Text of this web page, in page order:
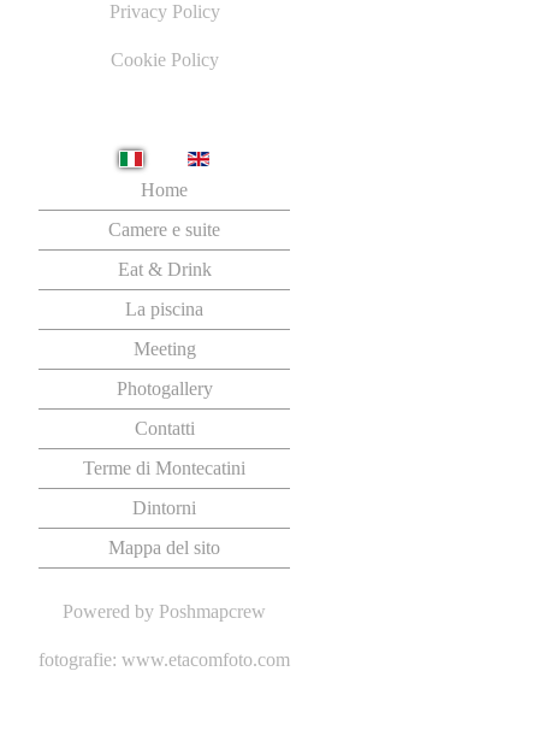
Privacy Policy
Cookie Policy
Seleziona la tua lingua
Home
Camere e suite
Eat & Drink
La piscina
Meeting
Photogallery
Contatti
Terme di Montecatini
Dintorni
Mappa del sito
Powered by Poshmapcrew
fotografie: www.etacomfoto.com